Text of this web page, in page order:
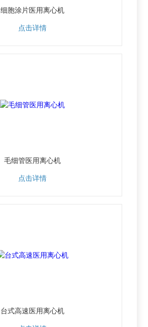
细胞涂片医用离心机
点击详情
毛细管医用离心机
点击详情
台式高速医用离心机